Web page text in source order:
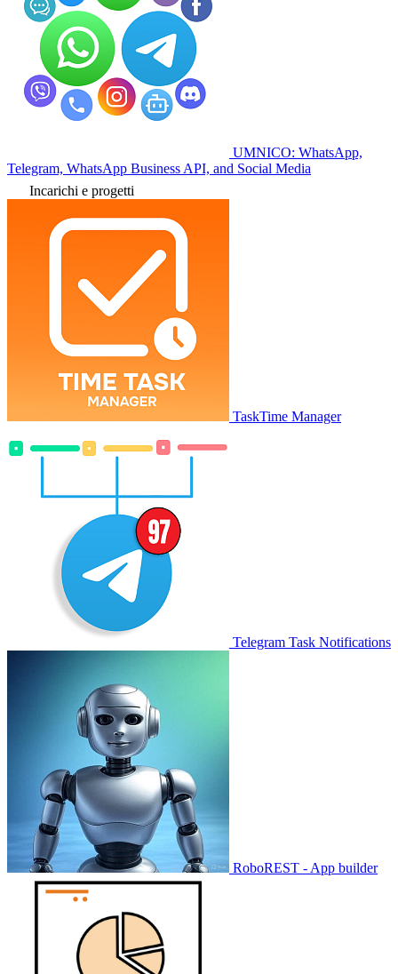
UMNICO: WhatsApp,
Telegram, WhatsApp Business API, and Social Media
Incarichi e progetti
TaskTime Manager
Telegram Task Notifications
RoboREST - App builder